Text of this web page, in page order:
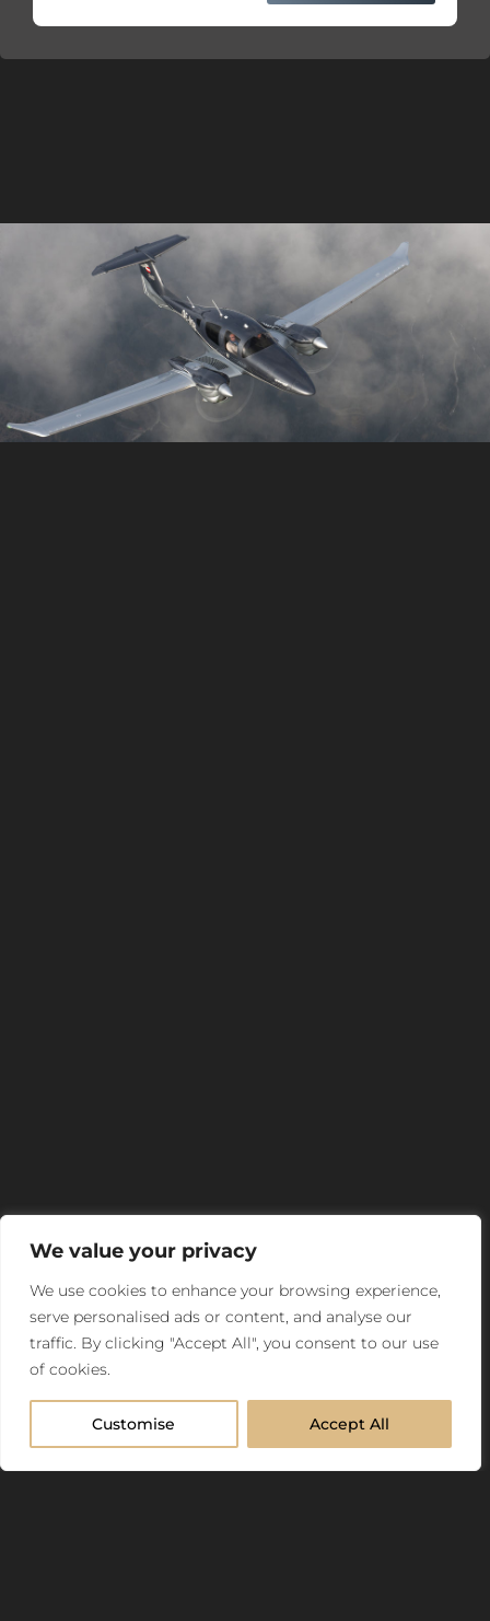
We value your privacy
We use cookies to enhance your browsing experience,
serve personalised ads or content, and analyse our
traffic. By clicking "Accept All", you consent to our use
of cookies.
Customise Accept All